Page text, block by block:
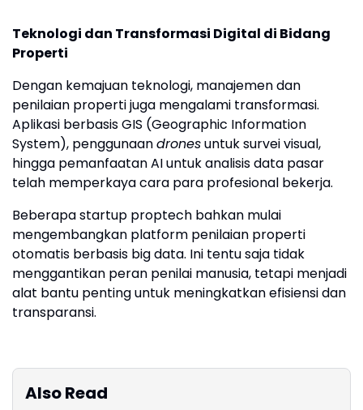
Teknologi dan Transformasi Digital di Bidang
Properti
Dengan kemajuan teknologi, manajemen dan
penilaian properti juga mengalami transformasi.
Aplikasi berbasis GIS (Geographic Information
System), penggunaandronesuntuk survei visual,
hingga pemanfaatan AI untuk analisis data pasar
telah memperkaya cara para profesional bekerja.
Beberapa startup proptech bahkan mulai
mengembangkan platform penilaian properti
otomatis berbasis big data. Ini tentu saja tidak
menggantikan peran penilai manusia, tetapi menjadi
alat bantu penting untuk meningkatkan efisiensi dan
transparansi.
Also Read